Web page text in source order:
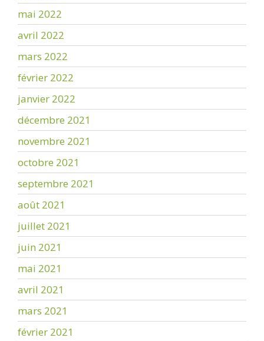
mai 2022
avril 2022
mars 2022
février 2022
janvier 2022
décembre 2021
novembre 2021
octobre 2021
septembre 2021
août 2021
juillet 2021
juin 2021
mai 2021
avril 2021
mars 2021
février 2021